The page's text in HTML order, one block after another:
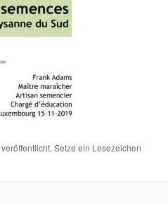
veröffentlicht. Setze ein Lesezeichen